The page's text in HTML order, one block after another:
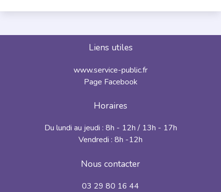
Liens utiles
www.service-public.fr
Page Facebook
Horaires
Du lundi au jeudi : 8h - 12h / 13h - 17h
Vendredi : 8h -12h
Nous contacter
03 29 80 16 44